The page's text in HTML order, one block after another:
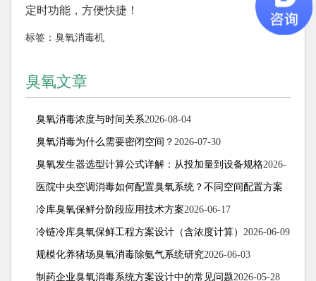
定时功能，方便快捷！
标签： 臭氧消毒机
臭氧文章
臭氧消毒浓度与时间关系2026-08-04
臭氧消毒为什么需要密闭空间？ 2026-07-30
臭氧发生器选型计算公式详解：从投加量到设备规格2026-
07-15
医院中央空调消毒如何配置臭氧系统？不同空间配置方案
解析2026-07-08
冷库臭氧保鲜分阶段应用技术方案2026-06-17
冷链冷库臭氧保鲜工程方案设计（含浓度计算） 2026-06-09
规模化养猪场臭氧消毒除氨气系统研究2026-06-03
制药企业臭氧消毒系统方案设计中的常见问题2026-05-28